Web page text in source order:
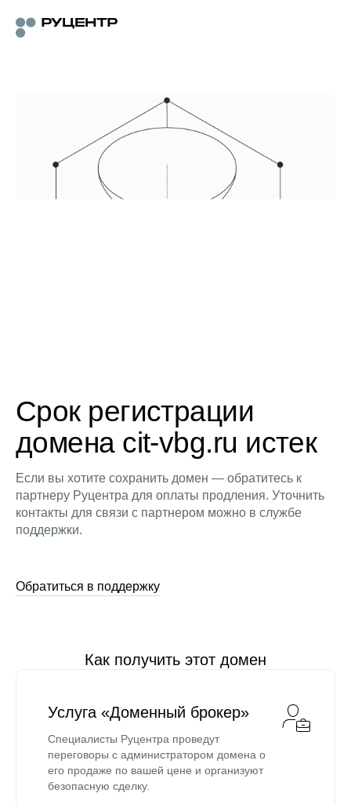
Срок регистрации
домена cit-vbg.ru истек
Если вы хотите сохранить домен — обратитесь к
партнеру Руцентра для оплаты продления. Уточнить
контакты для связи с партнером можно в службе
поддержки.
Обратиться в поддержку
Как получить этот домен
Услуга «Доменный брокер»
Специалисты Руцентра проведут
переговоры с администратором домена о
его продаже по вашей цене и организуют
безопасную сделку.